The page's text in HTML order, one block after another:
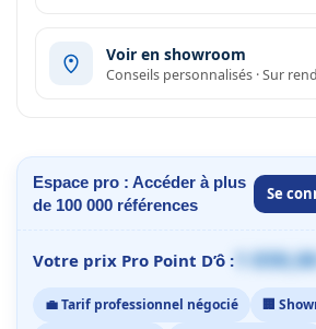
Voir en showroom
Conseils personnalisés · Sur
Espace pro : Accéder à plus
de 100 000 références
Se
Votre prix Pro Point D’ô : 1
💼 Tarif professionnel négocié
🏢